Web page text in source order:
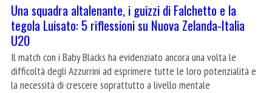
Una squadra altalenante, i guizzi di Falchetto e la
tegola Luisato: 5 riflessioni su Nuova Zelanda-Italia
U20
Il match con i Baby Blacks ha evidenziato ancora una volta le
difficoltà degli Azzurrini ad esprimere tutte le loro potenzialità e
la necessità di crescere soprattutto a livello mentale